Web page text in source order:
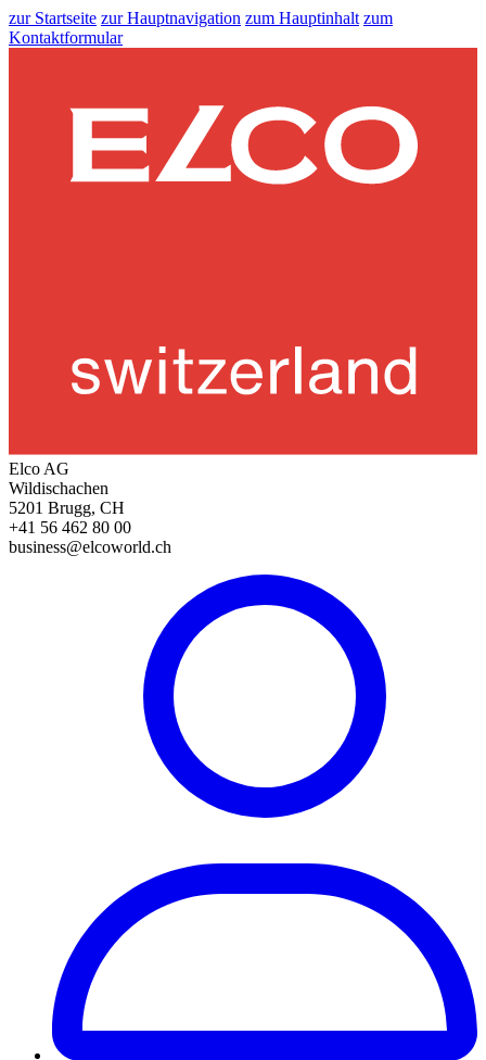
zur Startseite zur Hauptnavigation zum Hauptinhalt zum
Kontaktformular
Elco AG
Wildischachen
5201 Brugg, CH
+41 56 462 80 00
business@elcoworld.ch